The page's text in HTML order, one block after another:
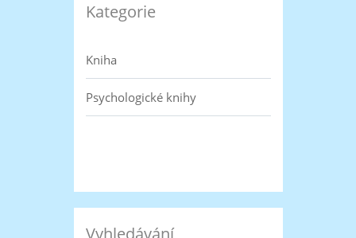
Kategorie
Kniha
Psychologické knihy
Vyhledávání